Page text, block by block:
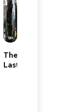
The
Last